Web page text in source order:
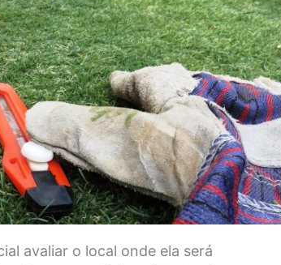
avaliar o local onde ela será